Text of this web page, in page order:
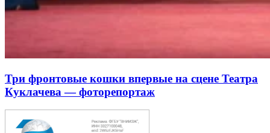
Три фронтовые кошки впервые на сцене Театра
Куклачева — фоторепортаж